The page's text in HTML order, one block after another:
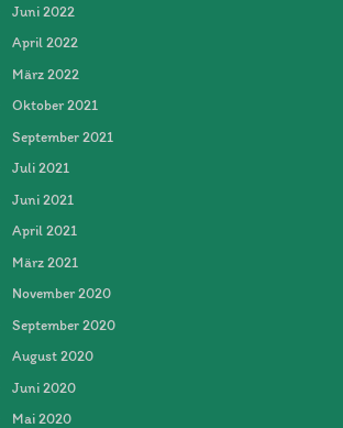
Juni 2022
April 2022
März 2022
Oktober 2021
September 2021
Juli 2021
Juni 2021
April 2021
März 2021
November 2020
September 2020
August 2020
Juni 2020
Mai 2020